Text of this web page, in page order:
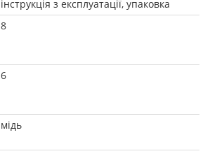
інструкція з експлуатації, упаковка
8
6
мідь